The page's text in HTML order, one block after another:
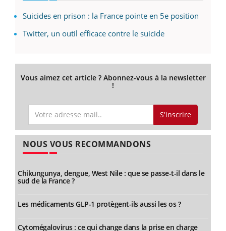
Suicides en prison : la France pointe en 5e position
Twitter, un outil efficace contre le suicide
Vous aimez cet article ? Abonnez-vous à la newsletter
!
S'inscrire
NOUS VOUS RECOMMANDONS
Chikungunya, dengue, West Nile : que se passe-t-il dans le
sud de la France ?
Les médicaments GLP-1 protègent-ils aussi les os ?
Cytomégalovirus : ce qui change dans la prise en charge